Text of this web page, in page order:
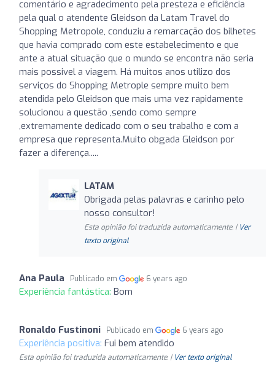
comentário e agradecimento pela presteza e eficiência
pela qual o atendente Gleidson da Latam Travel do
Shopping Metropole, conduziu a remarcação dos bilhetes
que havia comprado com este estabelecimento e que
ante a atual situação que o mundo se encontra não seria
mais possivel a viagem. Há muitos anos utilizo dos
serviços do Shopping Metrople sempre muito bem
atendida pelo Gleidson que mais uma vez rapidamente
solucionou a questão ,sendo como sempre
,extremamente dedicado com o seu trabalho e com a
empresa que representa.Muito obgada Gleidson por
fazer a diferença.....
LATAM
Obrigada pelas palavras e carinho pelo
nosso consultor!
Esta opinião foi traduzida automaticamente. | Ver
texto original
Ana Paula Publicado em 6 years ago
Experiência fantástica: Bom
Ronaldo Fustinoni Publicado em 6 years ago
Experiência positiva: Fui bem atendido
Esta opinião foi traduzida automaticamente. | Ver texto original